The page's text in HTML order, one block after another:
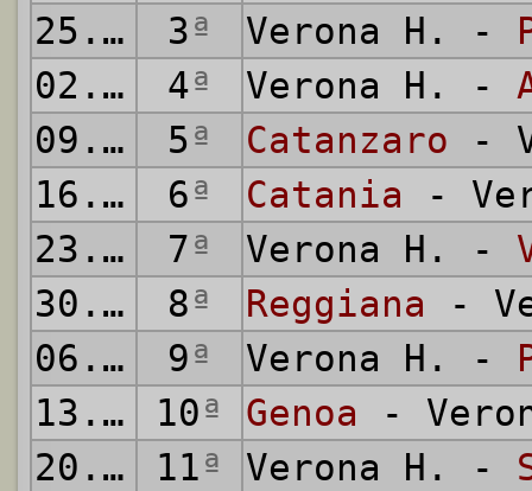
25.09.
1966
3ª Verona H. -
02.10.
1966
4ª Verona H. -
09.10.
1966
5ª Catanzaro -
16.10.
1966
6ª Catania -
23.10.
1966
7ª Verona H. -
30.10.
1966
8ª Reggiana -
06.11.
1966
9ª Verona H. -
13.11.
1966
10ª Genoa -
20.11.
1966
11ª Verona H. -